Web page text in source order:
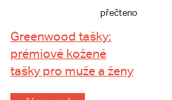
přečteno
Greenwood tašky:
prémiové kožené
tašky pro muže a ženy